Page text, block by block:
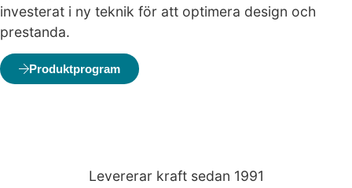
investerat i ny teknik för att optimera design och
prestanda.
Produktprogram
Levererar kraft sedan 1991